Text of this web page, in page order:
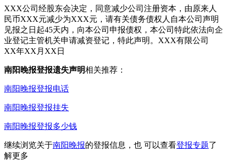
XXX公司经股东会决定，同意减少公司注册资本，由原来人
民币XXX元减少为XXX元，请有关债务债权人自本公司声明
见报之日起45天内，向本公司申报债权，本公司特此依法向企
业登记主管机关申请减资登记，特此声明。XXX有限公司
XX年XX月XX日
南阳晚报登报遗失声明相关推荐：
南阳晚报登报电话
南阳晚报登报挂失
南阳晚报登报多少钱
继续浏览关于南阳晚报的登报信息，也 可以查看登报专题了
解更多